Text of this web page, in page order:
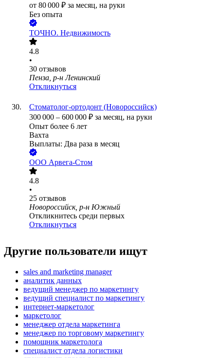
от 80 000 ₽ за месяц, на руки
Без опыта
ТОЧНО. Недвижимость
4.8
•
30 отзывов
Пенза, р-н Ленинский
Откликнуться
Стоматолог-ортодонт (Новороссийск)
300 000 – 600 000 ₽ за месяц, на руки
Опыт более 6 лет
Вахта
Выплаты: Два раза в месяц
ООО Арвега-Стом
4.8
•
25 отзывов
Новороссийск, р-н Южный
Откликнитесь среди первых
Откликнуться
Другие пользователи ищут
sales and marketing manager
аналитик данных
ведущий менеджер по маркетингу
ведущий специалист по маркетингу
интернет-маркетолог
маркетолог
менеджер отдела маркетинга
менеджер по торговому маркетингу
помощник маркетолога
специалист отдела логистики